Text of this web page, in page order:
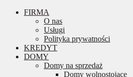
FIRMA
O nas
Usługi
Polityka prywatności
KREDYT
DOMY
Domy na sprzedaż
Domy wolnostojące